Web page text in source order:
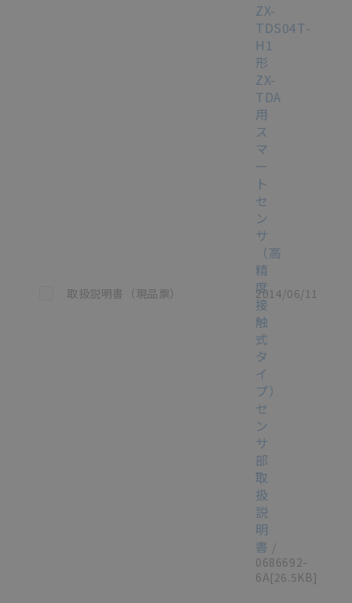
この資料を選択
取扱説明書（現品票）
ZX-
TDS04T-
H1
形
ZX-
TDA
用
ス
マ
ー
ト
セ
ン
サ
（高
精
度
接
触
式
タ
イ
プ）
セ
ン
サ
部
取
扱
説
明
書 /
0686692-
6A[26.5KB]
2014/06/11